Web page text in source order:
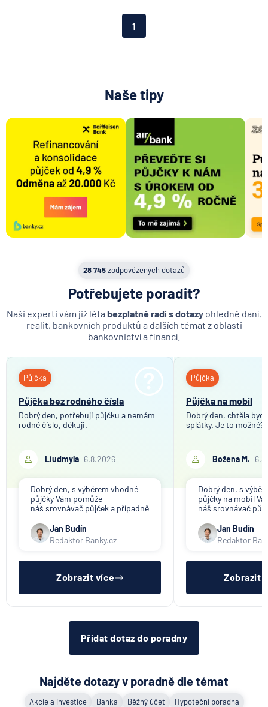
Hasičská vzájemná pojišťovna
HDI Versicherung AG
HSBC Bank plc - pobočka Praha
ING Bank N. V.
J&T BANKA
KB Penzijní společnost
Komerční banka
Komerční pojišťovna
Kooperativa pojišťovna
MetLife Europe d.a.c.
Modrá pyramida stavební spořitelna
MONETA Money Bank
Moneta Stavební spořitelna
NN Penzijní společnost
NN Životná poisťovňa
Oberbank AG
PPF banka
Raiffeisenbank
Sparkasse Oberlausitz
Stavební spořitelna České spořitelny
SV pojišťovna
Trinity Bank
UniCredit Bank
UNIQA pojišťovna
Volksbank Löbau-Zittau eG
Volksbank Raiffeisenbank Nordoberpfalz eG
Všeobecná zdravotní pojišťovna
Východosaská spořitelna Drážďany
1
Naše tipy
28 745zodpovězených dotazů
Potřebujete poradit?
Naši experti vám již léta bezplatně radí s dotazy ohledně daní,
realit, bankovních produktů a dalších témat z oblasti
bankovnictví a financí.
Půjčka
Půjčka bez rodného čísla
Dobrý den, potřebuji půjčku a nemám
rodné číslo, děkuji.
Liudmyla 6.8.2026
Dobrý den, s výběrem vhodné
půjčky Vám pomůže
náš srovnávač půjček a případně
půjček. Pro získání půjčky je
třeba mít dostatečný příjem,
nebýt ve zkušební ani výpovědní
Jan Budín
Redaktor Banky.cz
Zobrazit více
Půjčka
Půjčka na mobil
Dobrý den, chtěla
splátky. Je to možné?
Božena M.
Dobrý den, s
půjčky na mobil
náš srovnávač
půjček. Pro získání
nákupu na
dostatečný
Jan Budín
Redaktor
Zobrazit
Přidat dotaz do poradny
Najděte dotazy v poradně dle témat
Akcie a investice Banka Běžný účet
Hypoteční poradna